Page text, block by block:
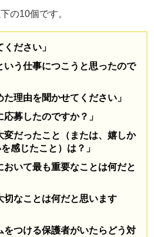
の10個です。
ださい」
いう仕事につこうと思ったので
理由を聞かせてください」
募したのですか？」
変だったこと（または、嬉しか
感じたこと）は？」
おいて最も重要なことは何だと
切なことは何だと思います
をつける保護者がいたらどう対